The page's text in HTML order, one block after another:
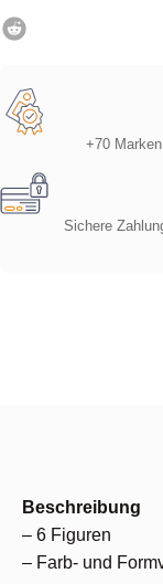
+70 Marken
Sichere
Beschreibung
– 6 Figuren
– Farb- und